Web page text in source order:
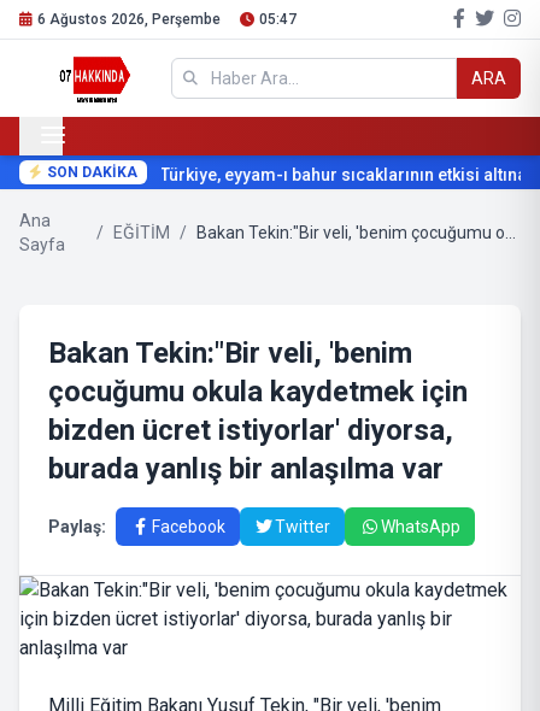
6 Ağustos 2026, Perşembe 05:47
ARA
SON DAKİKA Türkiye, eyyam-ı bahur sıcaklarının etkisi altına
Ana
Sayfa
/ EĞİTİM /
Bakan Tekin:"Bir veli, 'benim
çocuğumu okula kaydetmek için
bizden ücret istiyorlar' diyorsa,
burada yanlış bir anlaşılma var
Paylaş: Facebook Twitter WhatsApp
Milli Eğitim Bakanı Yusuf Tekin, "Bir veli, 'benim